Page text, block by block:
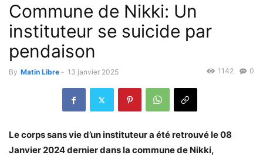
Commune de Nikki: Un
instituteur se suicide par
pendaison
By Matin Libre - 13 janvier 2025 0
1142
Le corps sans vie d’un instituteur a été retrouvé le 08
Janvier 2024 dernier dans la commune de Nikki,